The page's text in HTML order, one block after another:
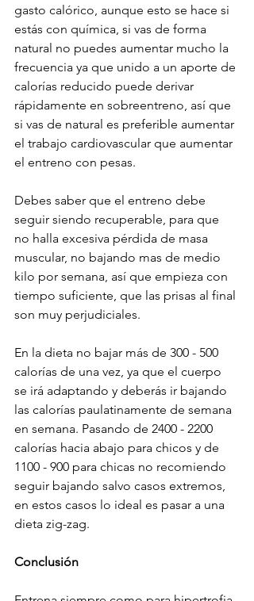
gasto calórico, aunque esto se hace si
estás con química, si vas de forma
natural no puedes aumentar mucho la
frecuencia ya que unido a un aporte de
calorías reducido puede derivar
rápidamente en sobreentreno, así que
si vas de natural es preferible aumentar
el trabajo cardiovascular que aumentar
el entreno con pesas.
Debes saber que el entreno debe
seguir siendo recuperable, para que
no halla excesiva pérdida de masa
muscular, no bajando mas de medio
kilo por semana, así que empieza con
tiempo suficiente, que las prisas al final
son muy perjudiciales.
En la dieta no bajar más de 300 - 500
calorías de una vez, ya que el cuerpo
se irá adaptando y deberás ir bajando
las calorías paulatinamente de semana
en semana. Pasando de 2400 - 2200
calorías hacia abajo para chicos y de
1100 - 900 para chicas no recomiendo
seguir bajando salvo casos extremos,
en estos casos lo ideal es pasar a una
dieta zig-zag.
Conclusión